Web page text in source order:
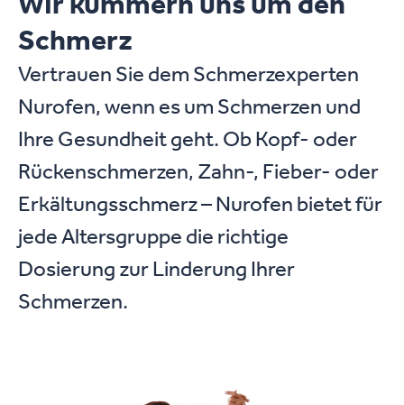
Schmerz
Vertrauen Sie dem Schmerzexperten
Nurofen, wenn es um Schmerzen und
Ihre Gesundheit geht. Ob Kopf- oder
Rückenschmerzen, Zahn-, Fieber- oder
Erkältungsschmerz – Nurofen bietet für
jede Altersgruppe die richtige
Dosierung zur Linderung Ihrer
Schmerzen.